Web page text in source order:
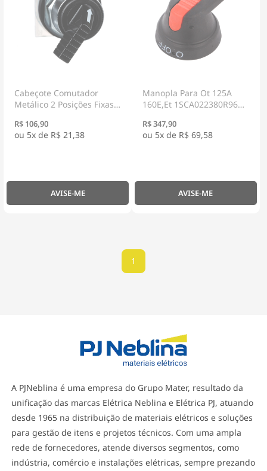
Cabeçote Comutador
Metálico 2 Posições Fixas
30mm 9001KS11FB -
Schneider Electric
R$ 106,90
5x de R$ 21,38
AVISE-ME
Manopla Para Ot 125A
160E,Et 1SCA022380R9660
R$ 347,90
5x de R$ 69,58
AVISE-ME
1
A PJNeblina é uma empresa do Grupo Mater, resultado da
unificação das marcas Elétrica Neblina e Elétrica PJ, atuando
desde 1965 na distribuição de materiais elétricos e soluções
para gestão de itens e projetos técnicos. Com uma ampla
rede de fornecedores, atende diversos segmentos, como
indústria, comércio e instalações elétricas, sempre prezando